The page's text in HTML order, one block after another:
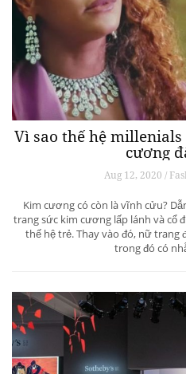
Vì sao thế hệ
cương
Aug 12, 2020 /
Kim cương có còn là vĩnh cửu?
trang sức kim cương lấp lánh và cổ
thế hệ trẻ. Thay vào đó, nữ trang
trong đó có